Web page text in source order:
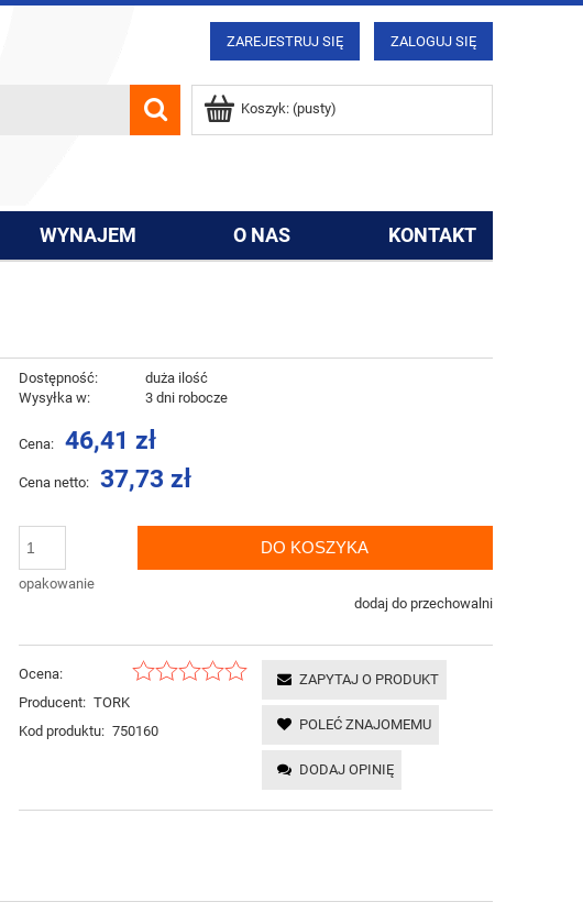
ZAREJESTRUJ SIĘ ZALOGUJ SIĘ
Koszyk: (pusty)
WYNAJEM O NAS KONTAKT
Dostępność:
duża ilość
Wysyłka w:
3 dni robocze
Cena: 46,41 zł
Cena netto: 37,73 zł
opakowanie
DO KOSZYKA
dodaj do przechowalni
Ocena:
Producent: TORK
Kod produktu: 750160
ZAPYTAJ O PRODUKT
POLEĆ ZNAJOMEMU
DODAJ OPINIĘ